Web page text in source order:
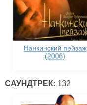
Нанкинский пейзаж
(2006)
САУНДТРЕК: 132